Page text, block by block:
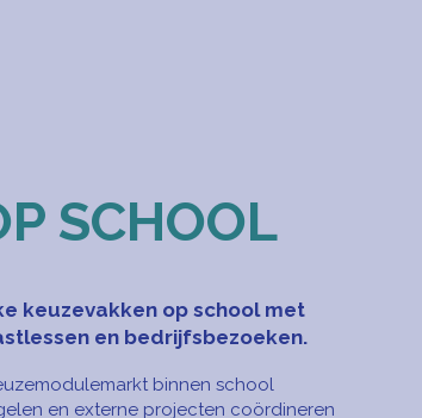
SCHOOL
keuzevakken op school met
en bedrijfsbezoeken.
binnen school
en externe projecten coördineren